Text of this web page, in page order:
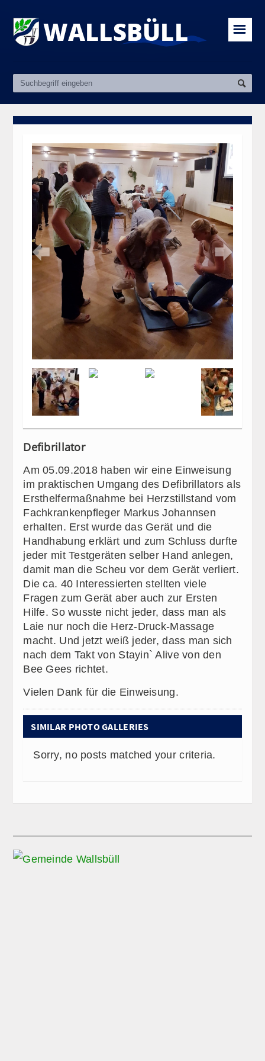
☰
 
Defibrillator
Am 05.09.2018 haben wir eine Einweisung
im praktischen Umgang des Defibrillators als
Ersthelfermaßnahme bei Herzstillstand vom
Fachkrankenpfleger Markus Johannsen
erhalten. Erst wurde das Gerät und die
Handhabung erklärt und zum Schluss durfte
jeder mit Testgeräten selber Hand anlegen,
damit man die Scheu vor dem Gerät verliert.
Die ca. 40 Interessierten stellten viele
Fragen zum Gerät aber auch zur Ersten
Hilfe. So wusste nicht jeder, dass man als
Laie nur noch die Herz-Druck-Massage
macht. Und jetzt weiß jeder, dass man sich
nach dem Takt von Stayin` Alive von den
Bee Gees richtet.
Vielen Dank für die Einweisung.
SIMILAR PHOTO GALLERIES
Sorry, no posts matched your criteria.